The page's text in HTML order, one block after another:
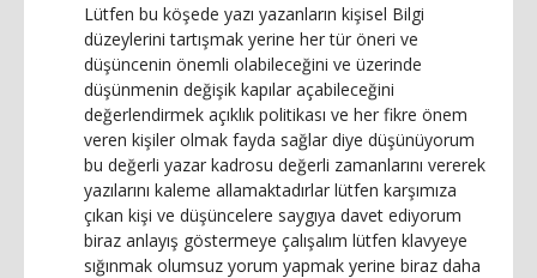
Lütfen bu köşede yazı yazanların kişisel Bilgi
düzeylerini tartışmak yerine her tür öneri ve
düşüncenin önemli olabileceğini ve üzerinde
düşünmenin değişik kapılar açabileceğini
değerlendirmek açıklık politikası ve her fikre önem
veren kişiler olmak fayda sağlar diye düşünüyorum
bu değerli yazar kadrosu değerli zamanlarını vererek
yazılarını kaleme allamaktadırlar lütfen karşımıza
çıkan kişi ve düşüncelere saygıya davet ediyorum
biraz anlayış göstermeye çalışalım lütfen klavyeye
sığınmak olumsuz yorum yapmak yerine biraz daha